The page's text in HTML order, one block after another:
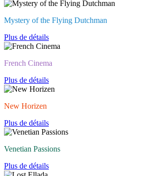
Mystery of the Flying Dutchman
Plus de détails
French Cinema
Plus de détails
New Horizen
Plus de détails
Venetian Passions
Plus de détails